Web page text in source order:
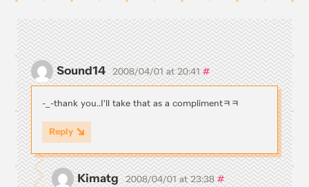
Sound14 2008/04/01 at 20:41#
-_-thank you..I'll take that as a complimentㅋㅋ
Reply
Kimatg 2008/04/01 at 23:38#